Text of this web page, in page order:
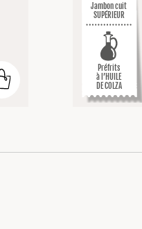
Jambon cuit
SUPÉRIEUR
Préfrits
à l’HUILE
DE COLZA